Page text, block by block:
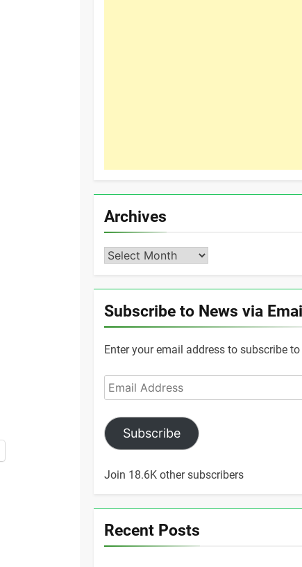
Archives
Archives
Subscribe to News via
Enter your email address to subscribe
Email
Address
Subscribe
Join 18.6K other subscribers
Recent Posts